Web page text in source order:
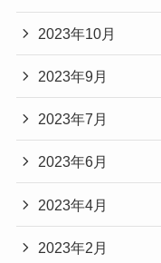
2023年10月
2023年9月
2023年7月
2023年6月
2023年4月
2023年2月